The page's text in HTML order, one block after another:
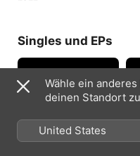
Singles und EPs
Wähle ein
deinen Standort
United States